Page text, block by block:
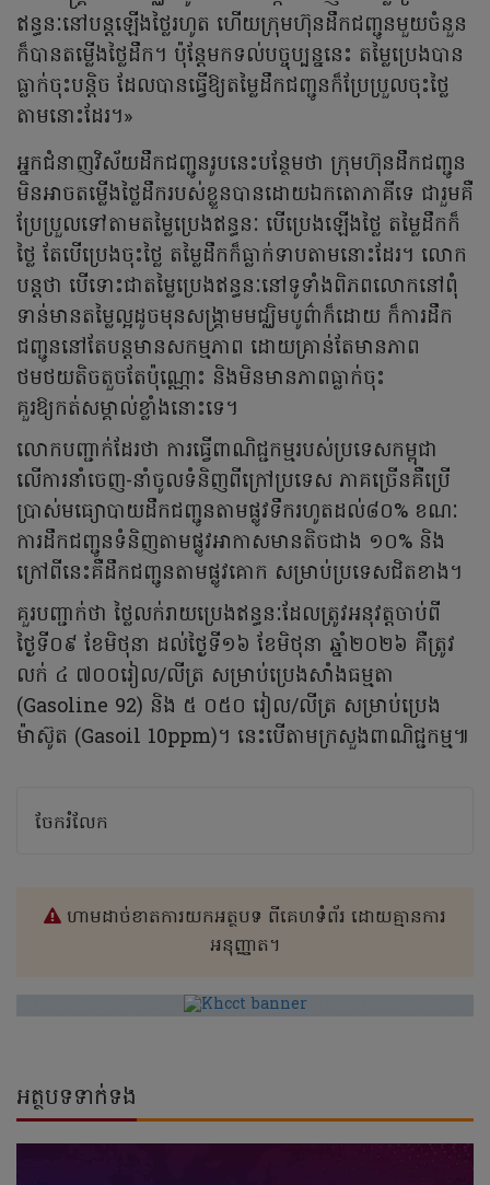
ឥន្ធនៈនៅបន្តឡើងថ្លៃរហូត ហើយក្រុមហ៊ុនដឹកជញ្ជូនមួយចំនួន
ក៏បានតម្លើងថ្លៃដឹក។ ប៉ុន្តែមកទល់បច្ចុប្បន្ននេះ តម្លៃប្រេងបាន
ធ្លាក់ចុះបន្តិច ដែលបានធ្វើឱ្យតម្លៃដឹកជញ្ជូនក៏ប្រែប្រួលចុះថ្លៃ
តាមនោះដែរ។»
អ្នកជំនាញវិស័យដឹកជញ្ជូនរូបនេះបន្ថែមថា ក្រុមហ៊ុនដឹកជញ្ជូន
មិនអាចតម្លើងថ្លៃដឹករបស់ខ្លួនបានដោយឯកតោភាគីទេ ជារួមគឺ
ប្រែប្រួលទៅតាមតម្លៃប្រេងឥន្ធនៈ បើប្រេងឡើងថ្លៃ តម្លៃដឹកក៏
ថ្លៃ តែបើប្រេងចុះថ្លៃ តម្លៃដឹកក៏ធ្លាក់ទាបតាមនោះដែរ។ លោក
បន្តថា បើទោះជាតម្លៃប្រេងឥន្ធនៈនៅទូទាំងពិភពលោកនៅពុំ
ទាន់មានតម្លៃល្អដូចមុនសង្គ្រាមមជ្ឈិមបូព៌ាក៏ដោយ ក៏ការដឹក
ជញ្ជូននៅតែបន្តមានសកម្មភាព ដោយគ្រាន់តែមានភាព
ថមថយតិចតួចតែប៉ុណ្ណោះ និងមិនមានភាពធ្លាក់ចុះ
គួរឱ្យកត់សម្គាល់ខ្លាំងនោះទេ។
លោកបញ្ជាក់ដែរថា ការធ្វើពាណិជ្ជកម្មរបស់ប្រទេសកម្ពុជា
លើការនាំចេញ-នាំចូលទំនិញពីក្រៅប្រទេស ភាគច្រើនគឺប្រើ
ប្រាស់មធ្យោបាយដឹកជញ្ជូនតាមផ្លូវទឹករហូតដល់៨០% ខណៈ
ការដឹកជញ្ជូនទំនិញតាមផ្លូវអាកាសមានតិចជាង ១០% និង
ក្រៅពីនេះគឺដឹកជញ្ជូនតាមផ្លូវគោក សម្រាប់ប្រទេសជិតខាង។
គួរបញ្ជាក់ថា ថ្លៃលក់រាយប្រេងឥន្ធនៈដែលត្រូវអនុវត្តចាប់ពី
ថ្ងៃទី០៩ ខែមិថុនា ដល់ថ្ងៃទី១៦ ខែមិថុនា ឆ្នាំ២០២៦ គឺត្រូវ
លក់ ៤ ៧០០រៀល/លីត្រ សម្រាប់ប្រេងសាំងធម្មតា
(Gasoline 92) និង ៥ ០៥០ រៀល/លីត្រ សម្រាប់ប្រេង
ម៉ាស៊ូត (Gasoil 10ppm)។ នេះបើតាមក្រសួងពាណិជ្ជកម្ម៕
ចែករំលែក
ហាមដាច់ខាតការយកអត្ថបទ ពីគេហទំព័រ ដោយគ្មានការ
អនុញ្ញាត។
អត្ថបទទាក់ទង